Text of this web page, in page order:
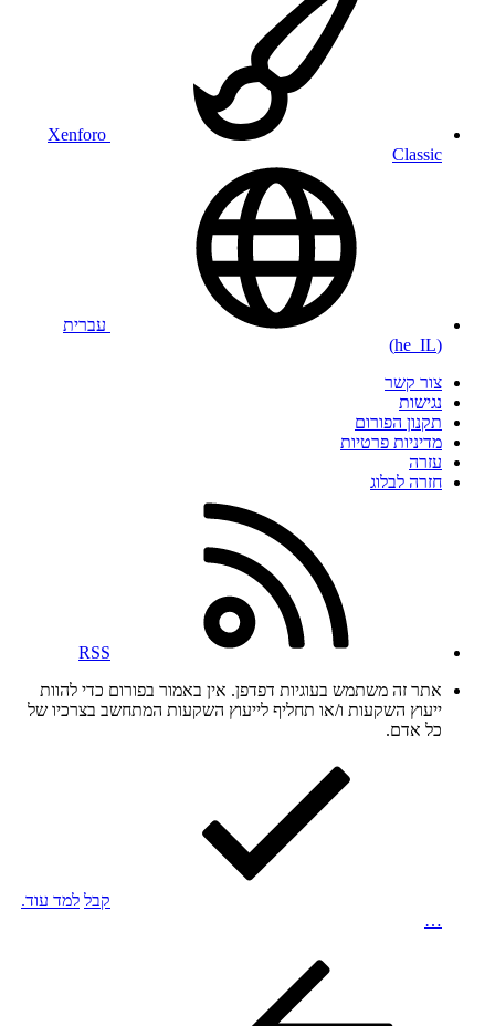
Xenforo
Classic
עברית
(he_IL)
צור קשר
נגישות
תקנון הפורום
מדיניות פרטיות
עזרה
חזרה לבלוג
RSS
אתר זה משתמש בעוגיות דפדפן. אין באמור בפורום כדי להוות
ייעוץ השקעות ו/או תחליף לייעוץ השקעות המתחשב בצרכיו של
כל אדם.
קבל למד עוד.
…